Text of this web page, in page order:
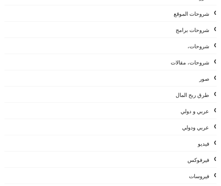
شروحات الموقع
شروحات برامج
شروحات،
شروحات، مقالات
صور
طرق ربح المال
عربي و دولي
عربي ودولي
فيديو
فيرفوكس
فيروسات